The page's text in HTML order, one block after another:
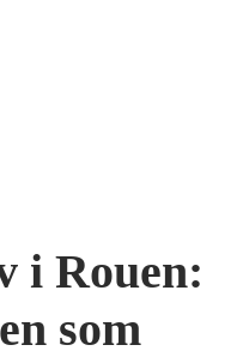
i Rouen:
som